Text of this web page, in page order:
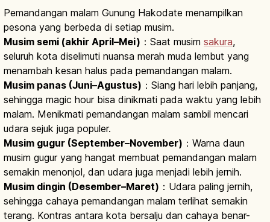
Pemandangan malam Gunung Hakodate menampilkan
pesona yang berbeda di setiap musim.
Musim semi (akhir April–Mei) ：Saat musim sakura,
seluruh kota diselimuti nuansa merah muda lembut yang
menambah kesan halus pada pemandangan malam.
Musim panas (Juni–Agustus) ：Siang hari lebih panjang,
sehingga magic hour bisa dinikmati pada waktu yang lebih
malam. Menikmati pemandangan malam sambil mencari
udara sejuk juga populer.
Musim gugur (September–November) ：Warna daun
musim gugur yang hangat membuat pemandangan malam
semakin menonjol, dan udara juga menjadi lebih jernih.
Musim dingin (Desember–Maret) ：Udara paling jernih,
sehingga cahaya pemandangan malam terlihat semakin
terang. Kontras antara kota bersalju dan cahaya benar-